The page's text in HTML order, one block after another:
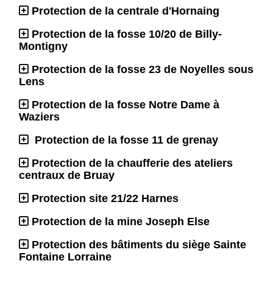
Protection de la centrale d'Hornaing
Protection de la fosse 10/20 de Billy-
Montigny
Protection de la fosse 23 de Noyelles sous
Lens
Protection de la fosse Notre Dame à
Waziers
Protection de la fosse 11 de grenay
Protection de la chaufferie des ateliers
centraux de Bruay
Protection site 21/22 Harnes
Protection de la mine Joseph Else
Protection des bâtiments du siège Sainte
Fontaine Lorraine